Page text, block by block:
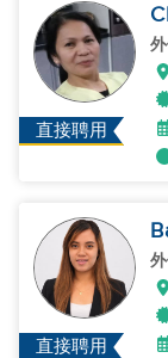
直接聘用
直接聘用